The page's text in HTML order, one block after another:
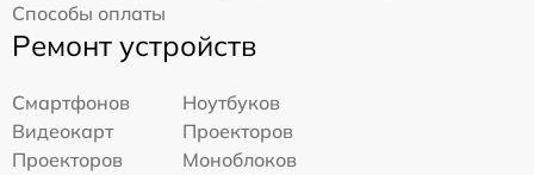
Способы оплаты
Ремонт устройств
Смартфонов
Ноутбуков
Видеокарт
Проекторов
Проекторов
Моноблоков